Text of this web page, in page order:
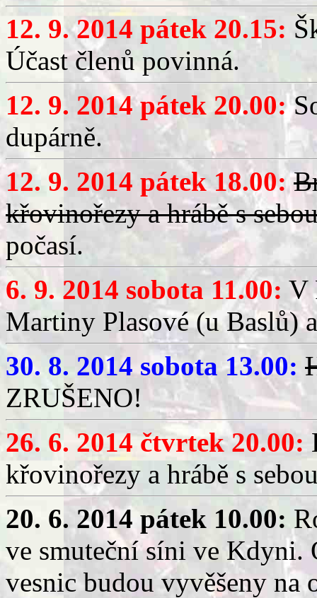
12. 9. 2014 pátek 20.15:
Účast členů povinná.
12. 9. 2014 pátek 20.00:
dupárně.
12. 9. 2014 pátek 18.00:
křovinořezy a hrábě s
počasí.
6. 9. 2014 sobota 11.00: V
Martiny Plasové (u Baslů)
30. 8. 2014 sobota 13.00:
ZRUŠENO!
26. 6. 2014 čtvrtek 20.00:
křovinořezy a hrábě s
20. 6. 2014 pátek 10.00:
ve smuteční síni ve Kdyni.
vesnic budou vyvěšeny na